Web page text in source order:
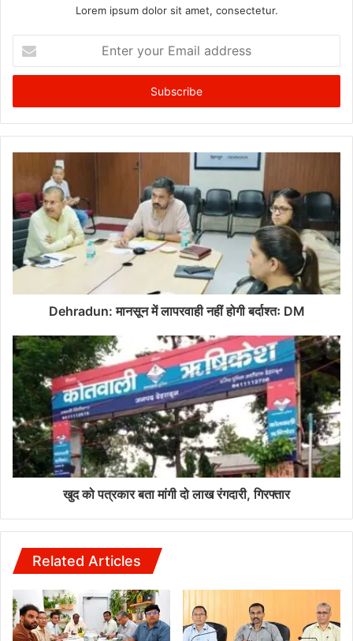
Lorem ipsum dolor sit amet, consectetur.
your
Email
Dehradun: मानसून में लापरवाही नहीं होगी बर्दाश्तः DM
खुद को पत्रकार बता मांगी दो लाख रंगदारी, गिरफ्तार
Related Articles